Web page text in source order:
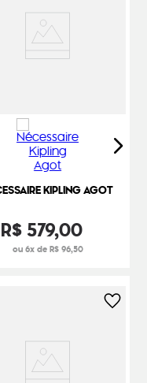
KIPLING AGOT
R$579,00
ou 6x de R$ 96,50